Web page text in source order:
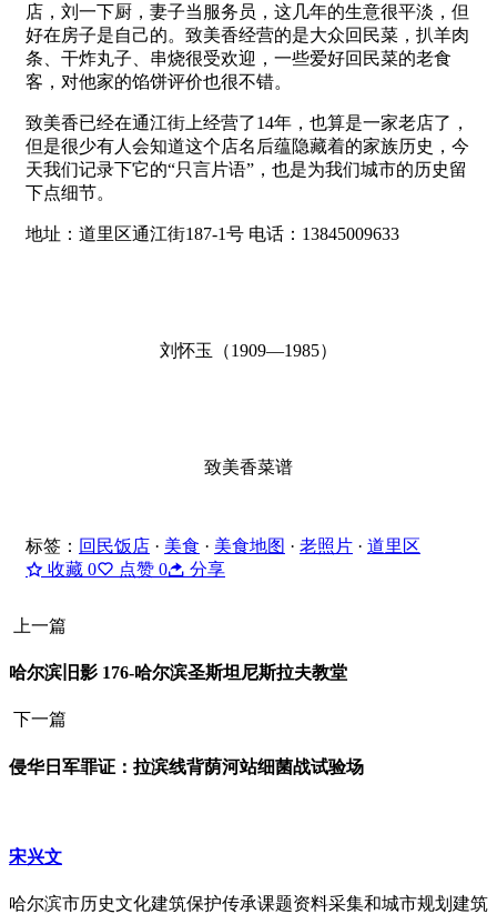
店，刘一下厨，妻子当服务员，这几年的生意很平淡，但
好在房子是自己的。致美香经营的是大众回民菜，扒羊肉
条、干炸丸子、串烧很受欢迎，一些爱好回民菜的老食
客，对他家的馅饼评价也很不错。
致美香已经在通江街上经营了14年，也算是一家老店了，
但是很少有人会知道这个店名后蕴隐藏着的家族历史，今
天我们记录下它的“只言片语”，也是为我们城市的历史留
下点细节。
地址：道里区通江街187-1号 电话：13845009633
刘怀玉（1909—1985）
致美香菜谱
标签： 回民饭店 · 美食 · 美食地图 · 老照片 · 道里区
收藏 0 点赞 0 分享
上一篇
哈尔滨旧影 176-哈尔滨圣斯坦尼斯拉夫教堂
下一篇
侵华日军罪证：拉滨线背荫河站细菌战试验场
宋兴文
哈尔滨市历史文化建筑保护传承课题资料采集和城市规划建筑